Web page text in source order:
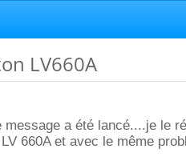
LV660A
a été lancé....je le
660A et avec le même